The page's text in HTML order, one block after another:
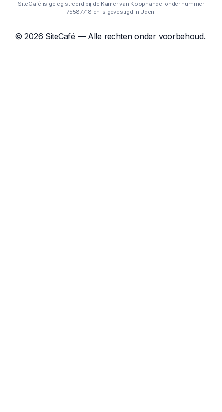
SiteCafé is geregistreerd bij de Kamer van Koophandel onder nummer
75587718 en is gevestigd in Uden.
© 2026 SiteCafé — Alle rechten onder voorbehoud.